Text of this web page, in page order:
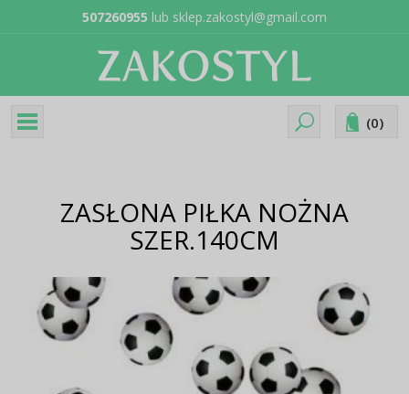
507260955 lub sklep.zakostyl@gmail.com
(0)
ZASŁONA PIŁKA NOŻNA
SZER.140CM